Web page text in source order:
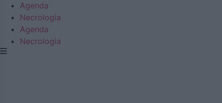
Agenda
Necrologia
Agenda
Necrologia